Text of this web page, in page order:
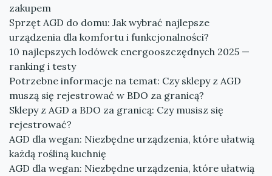
zakupem
Sprzęt AGD do domu: Jak wybrać najlepsze
urządzenia dla komfortu i funkcjonalności?
10 najlepszych lodówek energooszczędnych 2025 —
ranking i testy
Potrzebne informacje na temat: Czy sklepy z AGD
muszą się rejestrować w BDO za granicą?
Sklepy z AGD a BDO za granicą: Czy musisz się
rejestrować?
AGD dla wegan: Niezbędne urządzenia, które ułatwią
każdą rośliną kuchnię
AGD dla wegan: Niezbędne urządzenia, które ułatwią